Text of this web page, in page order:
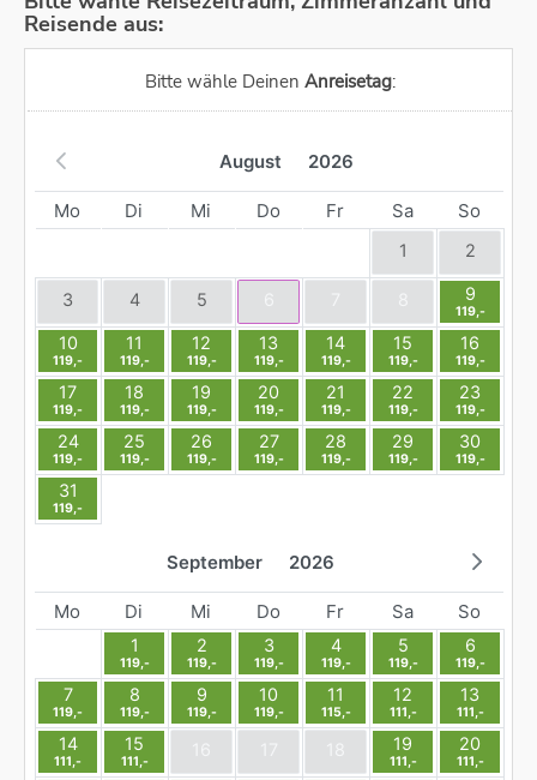
Reisende aus:
Bitte wähle Deinen Anreisetag:
August 2026
Mo Di Mi Do Fr Sa So
1 2
3 4 5 9
119,-
10
119,-
11
119,-
12
119,-
13
119,-
14
119,-
15
119,-
16
119,-
17
119,-
18
119,-
19
119,-
20
119,-
21
119,-
22
119,-
23
119,-
24
119,-
25
119,-
26
119,-
27
119,-
28
119,-
29
119,-
30
119,-
31
119,-
September 2026
Mo Di Mi Do Fr Sa So
1
119,-
2
119,-
3
119,-
4
119,-
5
119,-
6
119,-
7
119,-
8
119,-
9
119,-
10
119,-
11
115,-
12
111,-
13
111,-
14
111,-
15
111,-
19
111,-
20
111,-